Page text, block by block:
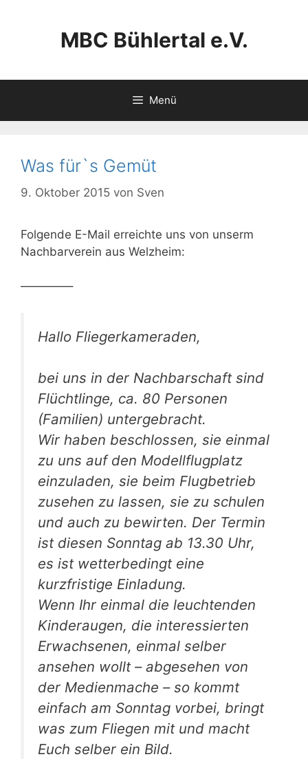
MBC Bühlertal e.V.
Menü
Was für`s Gemüt
9. Oktober 2015 von Sven
Folgende E-Mail erreichte uns von unserm
Nachbarverein aus Welzheim:
————–
Hallo Fliegerkameraden,
bei uns in der Nachbarschaft sind
Flüchtlinge, ca. 80 Personen
(Familien) untergebracht.
Wir haben beschlossen, sie einmal
zu uns auf den Modellflugplatz
einzuladen, sie beim Flugbetrieb
zusehen zu lassen, sie zu schulen
und auch zu bewirten. Der Termin
ist diesen Sonntag ab 13.30 Uhr,
es ist wetterbedingt eine
kurzfristige Einladung.
Wenn Ihr einmal die leuchtenden
Kinderaugen, die interessierten
Erwachsenen, einmal selber
ansehen wollt – abgesehen von
der Medienmache – so kommt
einfach am Sonntag vorbei, bringt
was zum Fliegen mit und macht
Euch selber ein Bild.